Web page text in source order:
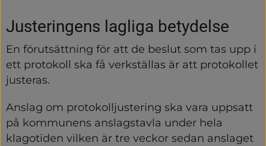
Justeringens lagliga betydelse
En förutsättning för att de beslut som tas upp i
ett protokoll ska få verkställas är att protokollet
justeras.
Anslag om protokolljustering ska vara uppsatt
på kommunens anslagstavla under hela
klagotiden vilken är tre veckor sedan anslaget